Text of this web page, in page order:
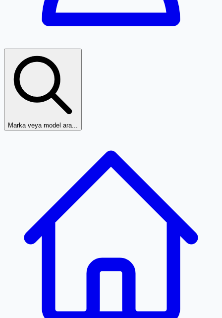
Marka veya model ara...